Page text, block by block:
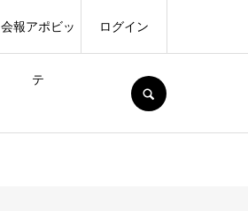
会報アポビッ
テ
ログイン